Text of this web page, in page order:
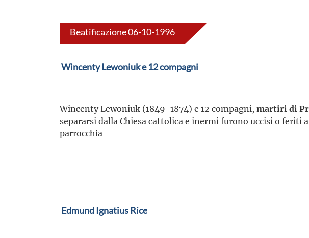
Beatificazione 06-10-1996
Wincenty Lewoniuk e 12 compagni
Wincenty Lewoniuk (1849-1874) e 12 compagni, martiri di
separarsi dalla Chiesa cattolica e inermi furono uccisi o
parrocchia
Edmund Ignatius Rice